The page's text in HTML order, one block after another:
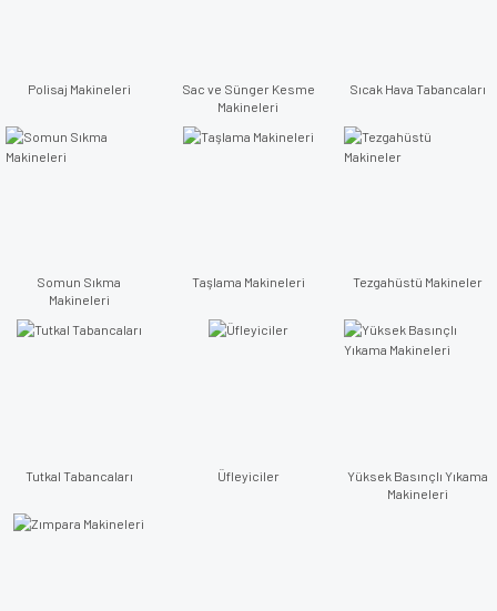
Polisaj Makineleri
Sac ve Sünger Kesme
Makineleri
Sıcak Hava Tabancaları
Somun Sıkma
Makineleri
Taşlama Makineleri Tezgahüstü Makineler
Tutkal Tabancaları Üfleyiciler
Yüksek Basınçlı Yıkama
Makineleri